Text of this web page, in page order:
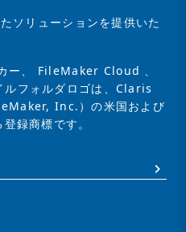
リューションを提供いた
ー、 FileMaker Cloud 、
フォルダロゴは、Claris
Inc.）の米国および
録商標です。